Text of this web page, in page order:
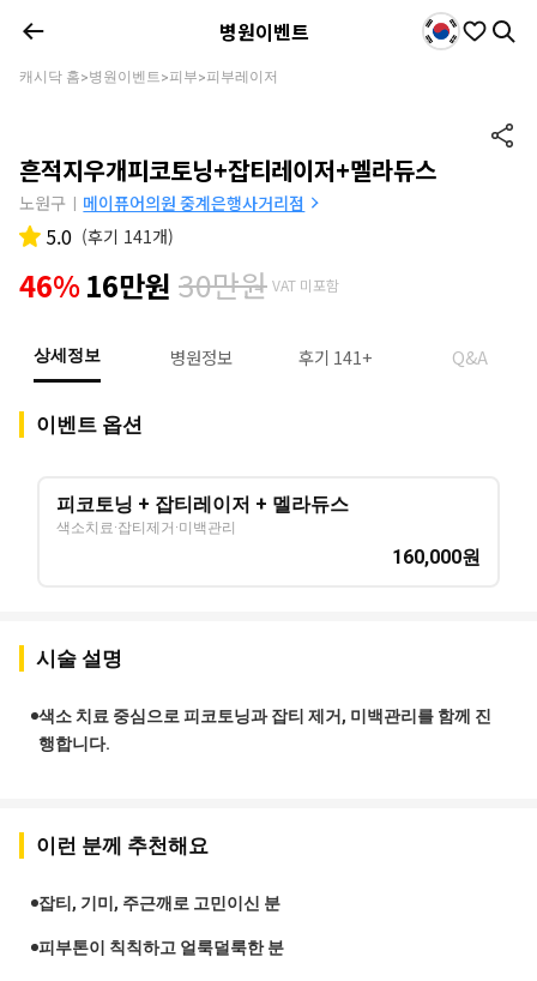
병원이벤트
캐시닥 홈>병원이벤트>피부>피부레이저
흔적지우개피코토닝+잡티레이저+멜라듀스
노원구 | 메이퓨어의원 중계은행사거리점
5.0 (후기 141개)
46%16만원 30만원 VAT 미포함
상세정보 병원정보 후기 141+ Q&A
이벤트 옵션
피코토닝 + 잡티레이저 + 멜라듀스
색소치료·잡티제거·미백관리
160,000원
시술 설명
색소 치료 중심으로 피코토닝과 잡티 제거, 미백관리를 함께 진
행합니다.
이런 분께 추천해요
잡티, 기미, 주근깨로 고민이신 분
피부톤이 칙칙하고 얼룩덜룩한 분